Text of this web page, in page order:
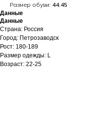
Размер обуви: 44.45
Данные
Данные
Страна: Россия
Город: Петрозаводск
Рост: 180-189
Размер одежды: L
Возраст: 22-25